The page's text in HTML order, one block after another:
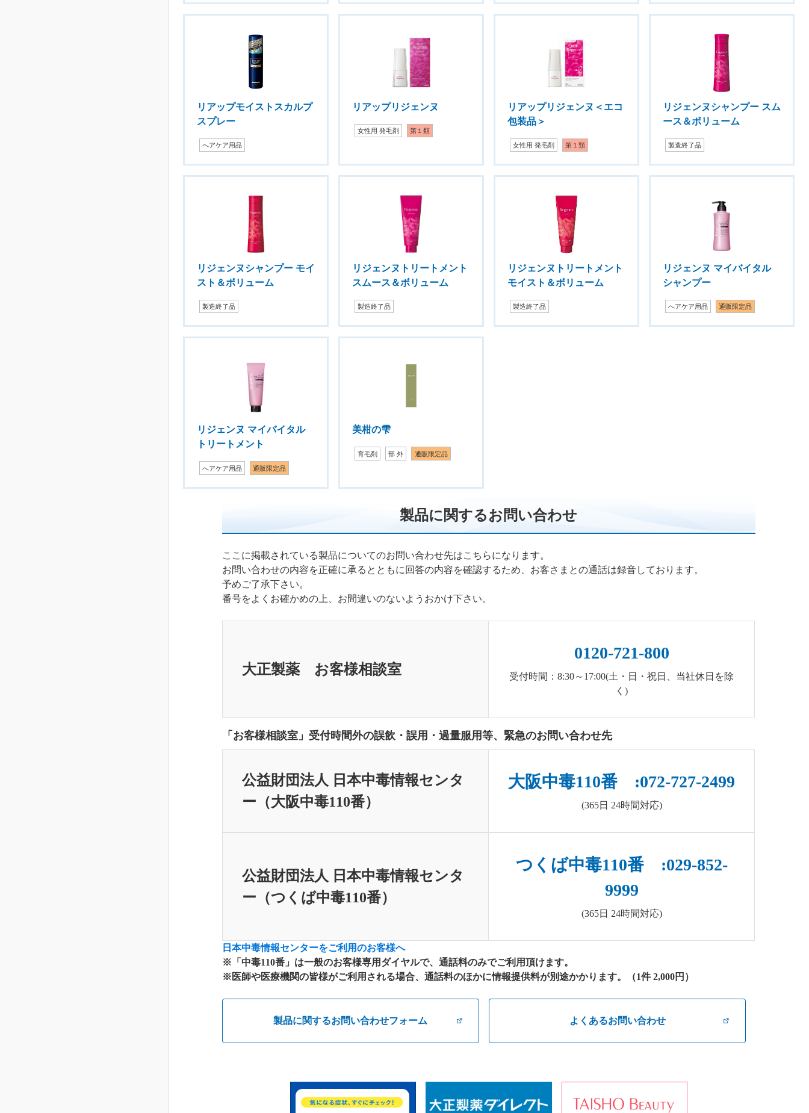
リアップモイストスカルプ
スプレー
へアケア用品
リアップリジェンヌ
女性用 発毛剤 第１類
リアップリジェンヌ＜エコ
包装品＞
女性用 発毛剤 第１類
リジェンヌシャンプー スム
ース＆ボリューム
製造終了品
リジェンヌシャンプー モイ
スト＆ボリューム
製造終了品
リジェンヌトリートメント
スムース＆ボリューム
製造終了品
リジェンヌトリートメント
モイスト＆ボリューム
製造終了品
リジェンヌ マイバイタル
シャンプー
へアケア用品 通販限定品
リジェンヌ マイバイタル
トリートメント
へアケア用品 通販限定品
美柑の雫
育毛剤 部 外 通販限定品
製品に関するお問い合わせ
ここに掲載されている製品についてのお問い合わせ先はこちらになります。
お問い合わせの内容を正確に承るとともに回答の内容を確認するため、お客さまとの通話は録音しております。
予めご了承下さい。
番号をよくお確かめの上、お間違いのないようおかけ下さい。
大正製薬 お客様相談室
0120-721-800
受付時間：8:30～17:00(土・日・祝日、当社休日を除
く)
「お客様相談室」受付時間外の誤飲・誤用・過量服用等、緊急のお問い合わせ先
公益財団法人 日本中毒情報センタ
ー（大阪中毒110番）
大阪中毒110番 :072-727-2499
(365日 24時間対応)
公益財団法人 日本中毒情報センタ
ー（つくば中毒110番）
つくば中毒110番 :029-852-
9999
(365日 24時間対応)
日本中毒情報センターをご利用のお客様へ
※「中毒110番」は一般のお客様専用ダイヤルで、通話料のみでご利用頂けます。
※医師や医療機関の皆様がご利用される場合、通話料のほかに情報提供料が別途かかります。（1件 2,000円）
製品に関するお問い合わせフォーム よくあるお問い合わせ